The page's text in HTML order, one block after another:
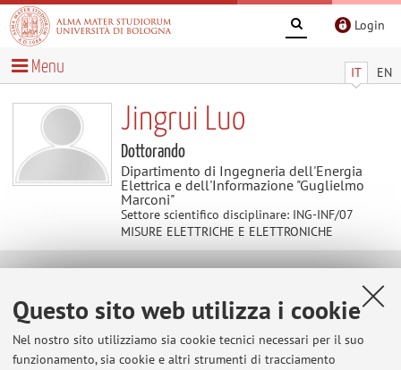
Questo sito web utilizza i cookie
Nel nostro sito utilizziamo sia cookie tecnici necessari per il suo
funzionamento, sia cookie e altri strumenti di tracciamento
Login
IT EN
Menu
Jingrui Luo
Dottorando
Dipartimento di Ingegneria dell'Energia
Elettrica e dell'Informazione "Guglielmo
Marconi"
Settore scientifico disciplinare: ING-INF/07
MISURE ELETTRICHE E ELETTRONICHE
E-mail: jingrui.luo2@unibo.it